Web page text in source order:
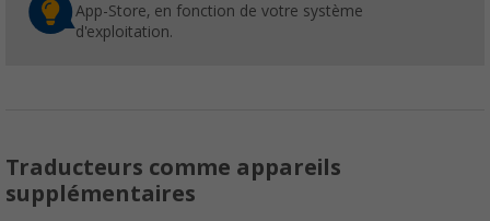
App-Store, en fonction de votre système
d'exploitation.
Traducteurs comme appareils
supplémentaires